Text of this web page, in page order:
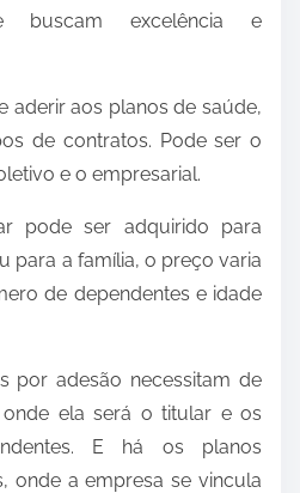
buscam excelência e
aderir aos planos de saúde,
de contratos. Pode ser o
e o empresarial.
pode ser adquirido para
para a família, o preço varia
de dependentes e idade
por adesão necessitam de
ela será o titular e os
E há os planos
onde a empresa se vincula